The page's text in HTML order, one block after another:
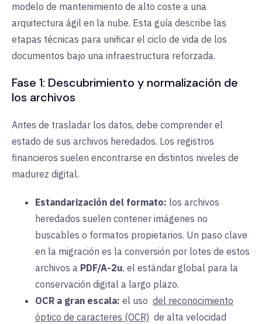
modelo de mantenimiento de alto coste a una
arquitectura ágil en la nube. Esta guía describe las
etapas técnicas para unificar el ciclo de vida de los
documentos bajo una infraestructura reforzada.
Fase 1: Descubrimiento y normalización de
los archivos
Antes de trasladar los datos, debe comprender el
estado de sus archivos heredados. Los registros
financieros suelen encontrarse en distintos niveles de
madurez digital.
Estandarización del formato: los archivos
heredados suelen contener imágenes no
buscables o formatos propietarios. Un paso clave
en la migración es la conversión por lotes de estos
archivos a PDF/A-2u, el estándar global para la
conservación digital a largo plazo.
OCR a gran escala: el uso del reconocimiento
óptico de caracteres (OCR) de alta velocidad